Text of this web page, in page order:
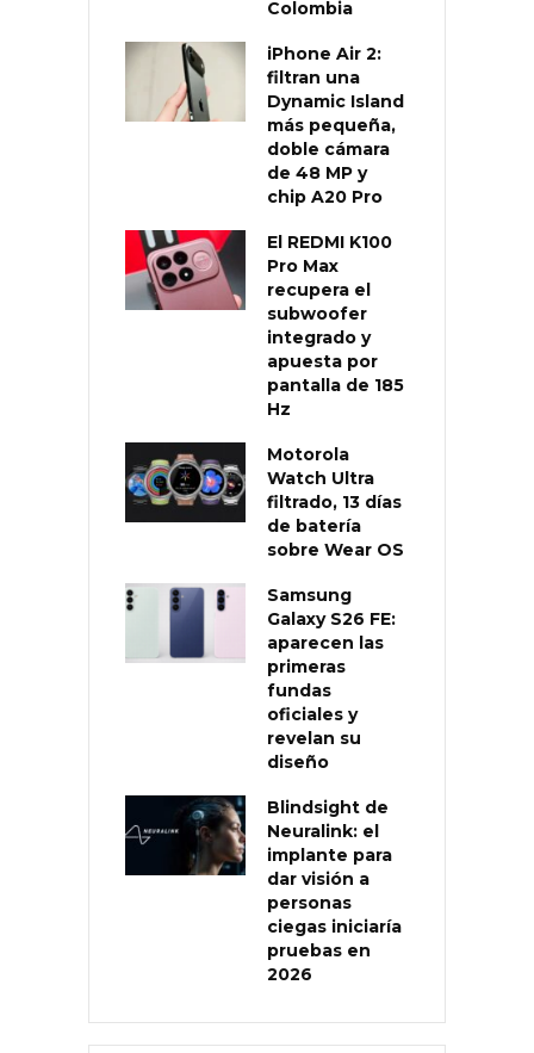
Colombia
iPhone Air 2:
filtran una
Dynamic Island
más pequeña,
doble cámara
de 48 MP y
chip A20 Pro
El REDMI K100
Pro Max
recupera el
subwoofer
integrado y
apuesta por
pantalla de 185
Hz
Motorola
Watch Ultra
filtrado, 13 días
de batería
sobre Wear OS
Samsung
Galaxy S26 FE:
aparecen las
primeras
fundas
oficiales y
revelan su
diseño
Blindsight de
Neuralink: el
implante para
dar visión a
personas
ciegas iniciaría
pruebas en
2026